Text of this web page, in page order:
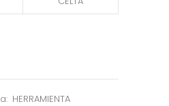
HERRAMIENTA